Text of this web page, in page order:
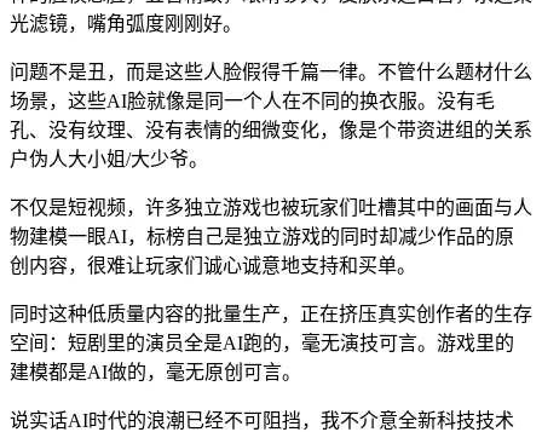
光滤镜，嘴角弧度刚刚好。
问题不是丑，而是这些人脸假得千篇一律。不管什么题材什么
场景，这些AI脸就像是同一个人在不同的换衣服。没有毛
孔、没有纹理、没有表情的细微变化，像是个带资进组的关系
户伪人大小姐/大少爷。
不仅是短视频，许多独立游戏也被玩家们吐槽其中的画面与人
物建模一眼AI，标榜自己是独立游戏的同时却减少作品的原
创内容，很难让玩家们诚心诚意地支持和买单。
同时这种低质量内容的批量生产，正在挤压真实创作者的生存
空间：短剧里的演员全是AI跑的，毫无演技可言。游戏里的
建模都是AI做的，毫无原创可言。
说实话AI时代的浪潮已经不可阻挡，我不介意全新科技技术